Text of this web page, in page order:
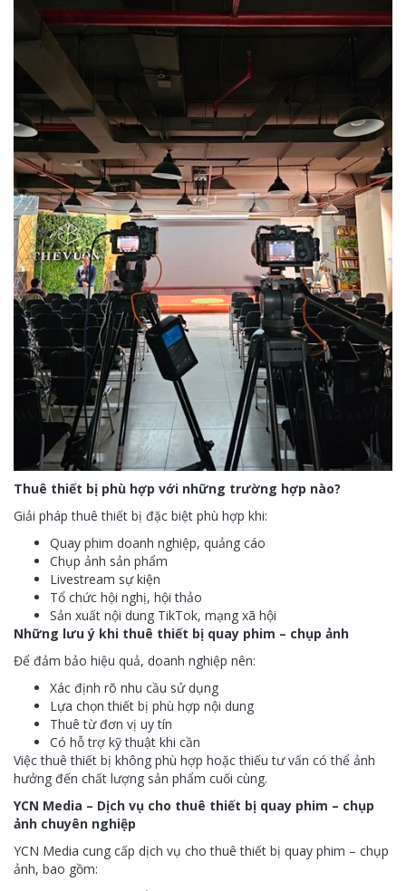
Thuê thiết bị phù hợp với những trường hợp nào?
Giải pháp thuê thiết bị đặc biệt phù hợp khi:
Quay phim doanh nghiệp, quảng cáo
Chụp ảnh sản phẩm
Livestream sự kiện
Tổ chức hội nghị, hội thảo
Sản xuất nội dung TikTok, mạng xã hội
Những lưu ý khi thuê thiết bị quay phim – chụp ảnh
Để đảm bảo hiệu quả, doanh nghiệp nên:
Xác định rõ nhu cầu sử dụng
Lựa chọn thiết bị phù hợp nội dung
Thuê từ đơn vị uy tín
Có hỗ trợ kỹ thuật khi cần
Việc thuê thiết bị không phù hợp hoặc thiếu tư vấn có thể ảnh
hưởng đến chất lượng sản phẩm cuối cùng.
YCN Media – Dịch vụ cho thuê thiết bị quay phim – chụp
ảnh chuyên nghiệp
YCN Media cung cấp dịch vụ cho thuê thiết bị quay phim – chụp
ảnh, bao gồm: